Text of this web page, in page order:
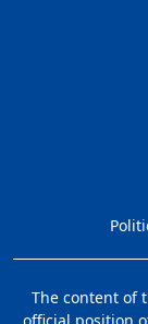
The content of